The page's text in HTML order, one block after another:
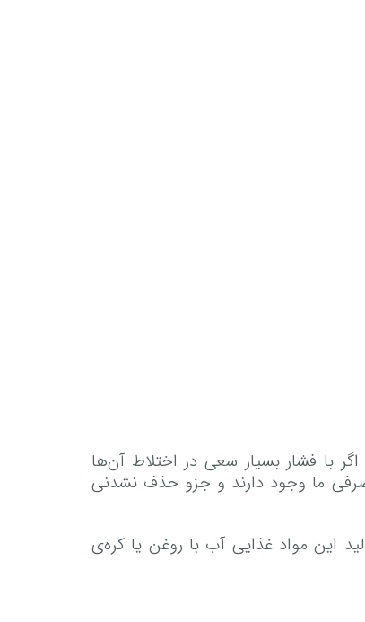
با فشار بسیار سعی در اختلاط آن‌ها
ما وجود دارند و جزو حذف نشدنی
این مواد غذایی آب با روغن یا کره‌ی